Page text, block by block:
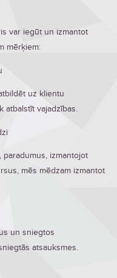
var iegūt un izmantot
mērķiem:
uz klientu
atbalstīt vajadzības.
paradumus, izmantojot
mēs mēdzam izmantot
un sniegtos
atsauksmes.